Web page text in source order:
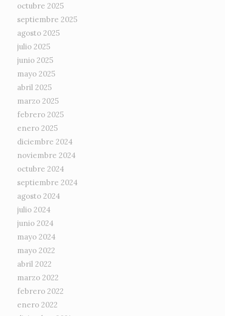
octubre 2025
septiembre 2025
agosto 2025
julio 2025
junio 2025
mayo 2025
abril 2025
marzo 2025
febrero 2025
enero 2025
diciembre 2024
noviembre 2024
octubre 2024
septiembre 2024
agosto 2024
julio 2024
junio 2024
mayo 2024
mayo 2022
abril 2022
marzo 2022
febrero 2022
enero 2022